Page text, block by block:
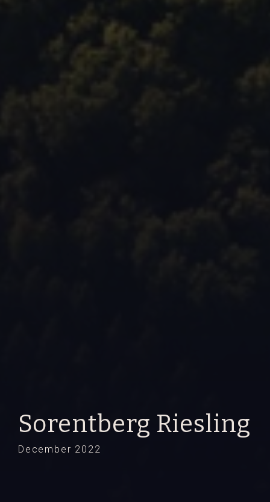
Sorentberg Riesling
December 2022